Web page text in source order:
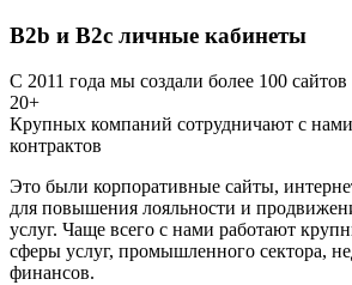
B2b и B2c личные кабинеты
С 2011 года мы создали более 100 сайтов
20+
Крупных компаний сотрудничают с
контрактов
Это были корпоративные сайты,
для повышения лояльности и
услуг. Чаще всего с нами работают
сферы услуг, промышленного сектора,
финансов.